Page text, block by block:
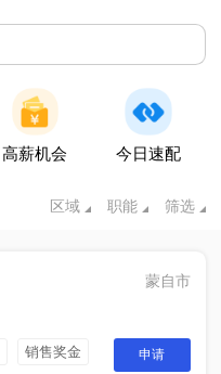
高薪机会 今日速配
区域 职能 筛选
蒙自市
销售奖金
申请